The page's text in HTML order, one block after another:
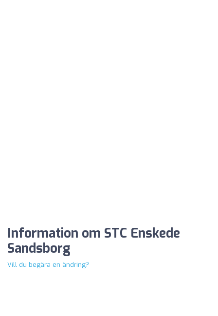
Information om STC Enskede
Sandsborg
Vill du begära en ändring?